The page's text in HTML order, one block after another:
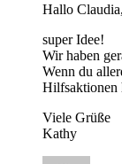
Hallo Claudia,
super Idee!
Wir haben
Wenn du
Hilfsaktionen
Viele Grüße
Kathy